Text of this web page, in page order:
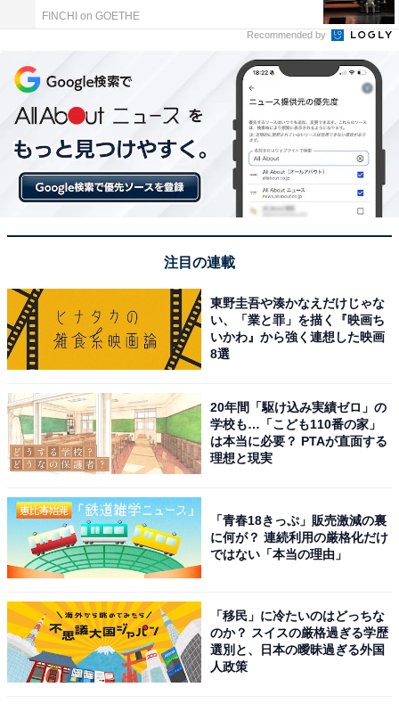
FINCHI on GOETHE
Recommended by
注目の連載
東野圭吾や湊かなえだけじゃな
い、「業と罪」を描く『映画ち
いかわ』から強く連想した映画
8選
20年間「駆け込み実績ゼロ」の
学校も…「こども110番の家」
は本当に必要？ PTAが直面する
理想と現実
「青春18きっぷ」販売激減の裏
に何が？ 連続利用の厳格化だけ
ではない「本当の理由」
「移民」に冷たいのはどっちな
のか？ スイスの厳格過ぎる学歴
選別と、日本の曖昧過ぎる外国
人政策